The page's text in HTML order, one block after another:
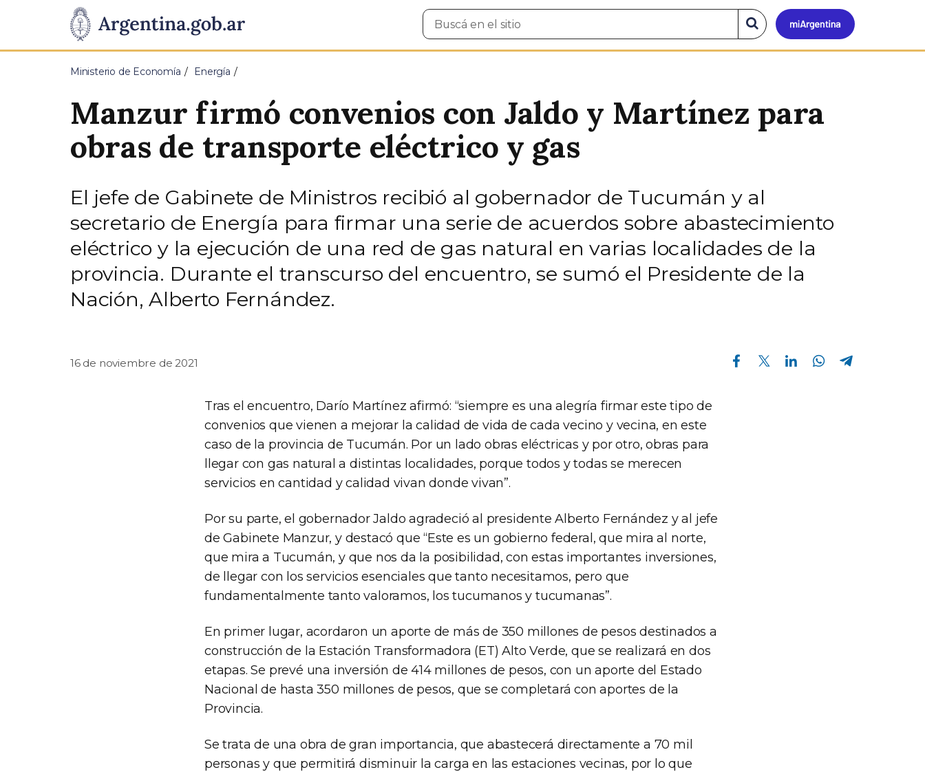
Presidencia
de
Pasar al contenido principal
Mi
Buscar
en
Buscar
en
el
Ministerio de Economía Energía
Manzur firmó convenios con Jaldo y Martínez para
obras de transporte eléctrico y gas
El jefe de Gabinete de Ministros recibió al gobernador de Tucumán y al
secretario de Energía para firmar una serie de acuerdos sobre abastecimiento
eléctrico y la ejecución de una red de gas natural en varias localidades de la
provincia. Durante el transcurso del encuentro, se sumó el Presidente de la
Nación, Alberto Fernández.
16 de noviembre de 2021
Compartir en Facebook Compartir en Twitter Compartir en Linkedin Compartir en Whatsapp
Tras el encuentro, Darío Martínez afirmó: “siempre es una alegría firmar este tipo de
convenios que vienen a mejorar la calidad de vida de cada vecino y vecina, en este
caso de la provincia de Tucumán. Por un lado obras eléctricas y por otro, obras para
llegar con gas natural a distintas localidades, porque todos y todas se merecen
servicios en cantidad y calidad vivan donde vivan”.
Por su parte, el gobernador Jaldo agradeció al presidente Alberto Fernández y al jefe
de Gabinete Manzur, y destacó que “Este es un gobierno federal, que mira al norte,
que mira a Tucumán, y que nos da la posibilidad, con estas importantes inversiones,
de llegar con los servicios esenciales que tanto necesitamos, pero que
fundamentalmente tanto valoramos, los tucumanos y tucumanas”.
En primer lugar, acordaron un aporte de más de 350 millones de pesos destinados a
construcción de la Estación Transformadora (ET) Alto Verde, que se realizará en dos
etapas. Se prevé una inversión de 414 millones de pesos, con un aporte del Estado
Nacional de hasta 350 millones de pesos, que se completará con aportes de la
Provincia.
Se trata de una obra de gran importancia, que abastecerá directamente a 70 mil
personas y que permitirá disminuir la carga en las estaciones vecinas, por lo que